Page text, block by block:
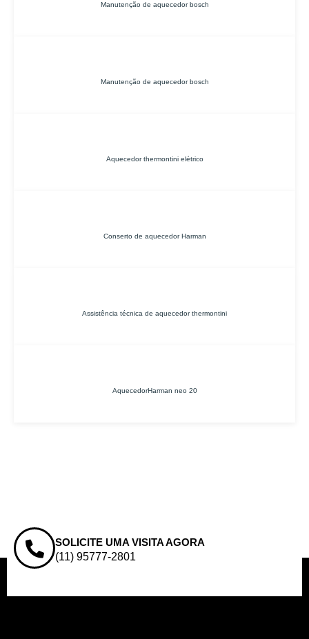
Manutenção de aquecedor bosch
Manutenção de aquecedor bosch
Aquecedor thermontini elétrico
Conserto de aquecedor Harman
Assistência técnica de aquecedor thermontini
AquecedorHarman neo 20
SOLICITE UMA VISITA AGORA
(11) 95777-2801